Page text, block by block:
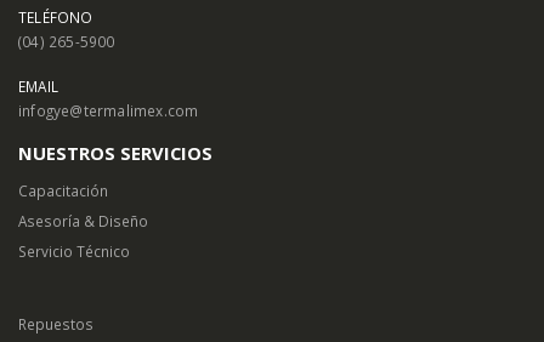
TELÉFONO
(04) 265-5900
EMAIL
infogye@termalimex.com
NUESTROS SERVICIOS
Capacitación
Asesoría & Diseño
Servicio Técnico
Repuestos